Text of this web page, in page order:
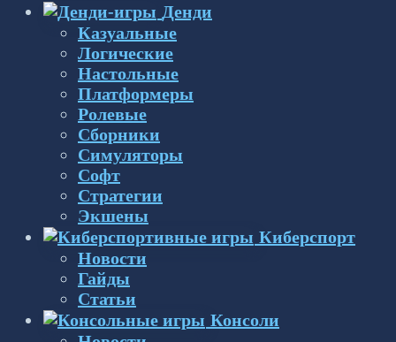
Денди
Казуальные
Логические
Настольные
Платформеры
Ролевые
Сборники
Симуляторы
Софт
Стратегии
Экшены
Киберспорт
Новости
Гайды
Статьи
Консоли